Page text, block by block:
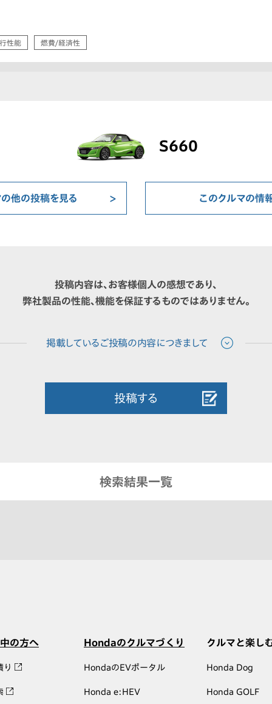
性能 燃費/経済性
S660
他の投稿を見る このクルマの情
投稿内容は、お客様個人の感想であり、
弊社製品の性能、機能を保証するものではありません。
投稿する
検索結果一覧
の方へ
り
Hondaのクルマづくり
HondaのEVポータル
Honda e:HEV
クルマと楽し
Honda Dog
Honda GOLF